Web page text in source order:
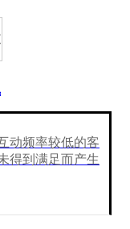
动频率较低的客
得到满足而产生